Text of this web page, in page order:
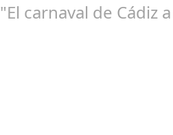
"El carnaval de Cádiz